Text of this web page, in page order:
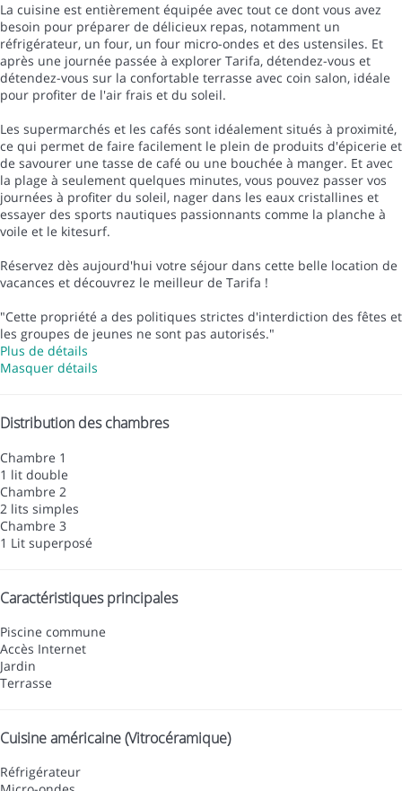
La cuisine est entièrement équipée avec tout ce dont vous avez
besoin pour préparer de délicieux repas, notamment un
réfrigérateur, un four, un four micro-ondes et des ustensiles. Et
après une journée passée à explorer Tarifa, détendez-vous et
détendez-vous sur la confortable terrasse avec coin salon, idéale
pour profiter de l'air frais et du soleil.
Les supermarchés et les cafés sont idéalement situés à proximité,
ce qui permet de faire facilement le plein de produits d'épicerie et
de savourer une tasse de café ou une bouchée à manger. Et avec
la plage à seulement quelques minutes, vous pouvez passer vos
journées à profiter du soleil, nager dans les eaux cristallines et
essayer des sports nautiques passionnants comme la planche à
voile et le kitesurf.
Réservez dès aujourd'hui votre séjour dans cette belle location de
vacances et découvrez le meilleur de Tarifa !
"Cette propriété a des politiques strictes d'interdiction des fêtes et
les groupes de jeunes ne sont pas autorisés."
Plus de détails
Masquer détails
Distribution des chambres
Chambre 1
1 lit double
Chambre 2
2 lits simples
Chambre 3
1 Lit superposé
Caractéristiques principales
Piscine commune
Accès Internet
Jardin
Terrasse
Cuisine américaine (Vitrocéramique)
Réfrigérateur